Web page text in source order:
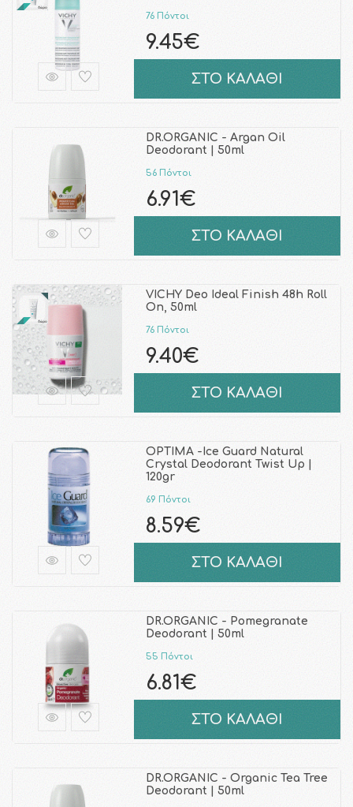
76 Πόντοι
9.45€
ΣΤΟ ΚΑΛΑΘΙ
DR.ORGANIC - Argan Oil
Deodorant | 50ml
56 Πόντοι
6.91€
ΣΤΟ ΚΑΛΑΘΙ
VICHY Deo Ideal Finish 48h Roll
On, 50ml
76 Πόντοι
9.40€
ΣΤΟ ΚΑΛΑΘΙ
OPTIMA -Ice Guard Natural
Crystal Deodorant Twist Up |
120gr
69 Πόντοι
8.59€
ΣΤΟ ΚΑΛΑΘΙ
DR.ORGANIC - Pomegranate
Deodorant | 50ml
55 Πόντοι
6.81€
ΣΤΟ ΚΑΛΑΘΙ
DR.ORGANIC - Organic Tea Tree
Deodorant | 50ml